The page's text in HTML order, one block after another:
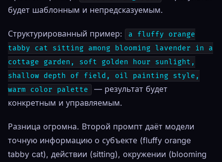
будет шаблонным и непредсказуемым.
Структурированный пример:
a fluffy orange
tabby cat sitting among blooming lavender in a
cottage garden, soft golden hour sunlight,
shallow depth of field, oil painting style,
warm color palette
— результат будет
конкретным и управляемым.
Разница огромна. Второй промпт даёт модели
точную информацию о субъекте (fluffy orange
tabby cat), действии (sitting), окружении (blooming